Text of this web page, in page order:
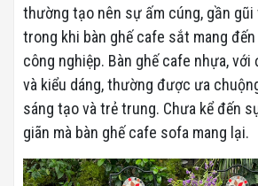
thường tạo nên sự ấm cúng, gần
trong khi bàn ghế cafe sắt mang
công nghiệp. Bàn ghế cafe nhựa, với
và kiểu dáng, thường được ưa
sáng tạo và trẻ trung. Chưa kể đến
giãn mà bàn ghế cafe sofa mang lại.